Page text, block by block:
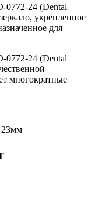
0772-24 (Dental
укрепленное
для
0772-24 (Dental
многократные
23мм